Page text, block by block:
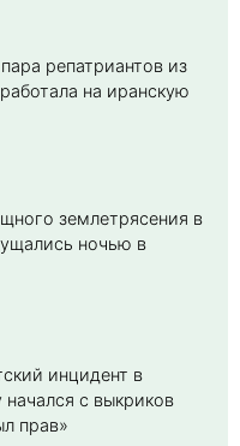
репатриантов из
на иранскую
землетрясения в
ночью в
инцидент в
начался с выкриков
прав»